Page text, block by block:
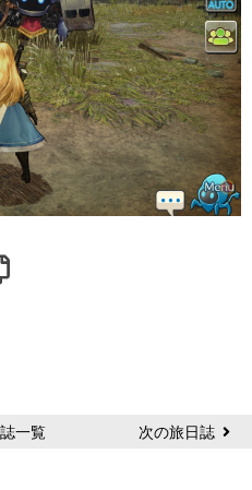
一覧 次の旅日誌